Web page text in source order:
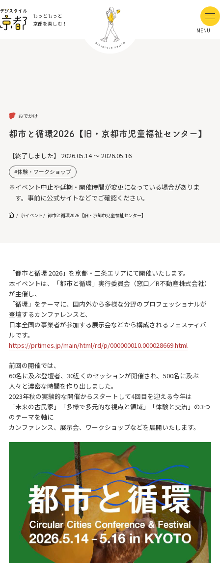
もっともっと
京都を楽しむ！
MENU
おでかけ
都市と循環2026【旧・京都市児童福祉センター】
【終了しました】 2026.05.14 ～ 2026.05.16
体験・ワークショップ
※イベント中止や延期・開催時間が変更になっている場合がありま
す。事前に公式サイトなどでご確認ください。
京イベント 都市と循環2026【旧・京都市児童福祉センター】
「都市と循環 2026」を京都・二条エリアにて開催いたします。
本イベントは、「都市と循環」実行委員会（窓口／R不動産株式会社）
が主催し、
「循環」をテーマに、国内外から多様な分野のプロフェッショナルが
登壇するカンファレンスと、
日本全国の事業者が参加する展示会などから構成されるフェスティバ
ルです。
https://prtimes.jp/main/html/rd/p/000000010.000028669.html
前回の開催では、
60名に及ぶ登壇者、30近くのセッションが開催され、500名に及ぶ
人々と濃密な時間を作り出しました。
2023年秋の実験的な開催からスタートして4回目を迎える今年は
「未来の古民家」「多様で多元的な視点と領域」「体験と交流」の3つ
のテーマを軸に
カンファレンス、展示会、ワークショップなどを展開いたします。